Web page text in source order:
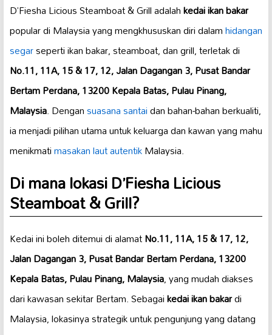
D’Fiesha Licious Steamboat & Grill adalahkedai ikan bakar
popular di Malaysia yang mengkhususkan diri dalamhidangan
segarseperti ikan bakar, steamboat, dan grill, terletak di
No.11, 11A, 15 & 17, 12, Jalan Dagangan 3, Pusat Bandar
Bertam Perdana, 13200 Kepala Batas, Pulau Pinang,
Malaysia. Dengansuasana santaidan bahan-bahan berkualiti,
ia menjadi pilihan utama untuk keluarga dan kawan yang mahu
menikmatimasakan laut autentikMalaysia.
Di mana lokasi D’Fiesha Licious
Steamboat & Grill?
Kedai ini boleh ditemui di alamatNo.11, 11A, 15 & 17, 12,
Jalan Dagangan 3, Pusat Bandar Bertam Perdana, 13200
Kepala Batas, Pulau Pinang, Malaysia, yang mudah diakses
dari kawasan sekitar Bertam. Sebagaikedai ikan bakardi
Malaysia, lokasinya strategik untuk pengunjung yang datang